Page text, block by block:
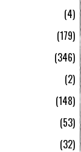
4
179
346
2
148
53
32